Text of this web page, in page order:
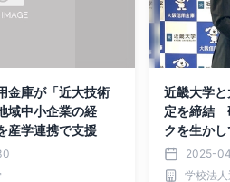
金庫が「近大技術
中小企業の経
産学連携で支援
近畿大学
定を締結
クを生か
献
2025-
学校法